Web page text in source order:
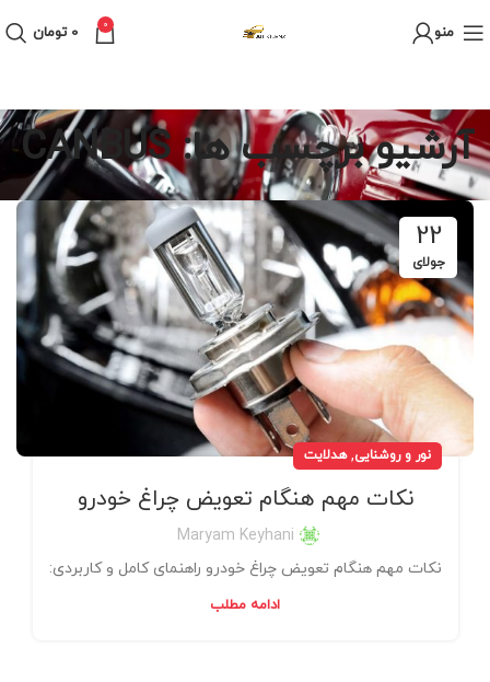
منو 0
0 تومان
آرشیو برچسب ها: CANBUS
22
جولای
نور و روشنایی,هدلایت
نکات مهم هنگام تعویض چراغ خودرو
Maryam Keyhani
نکات مهم هنگام تعویض چراغ خودرو راهنمای کامل و کاربردی:
ادامه مطلب